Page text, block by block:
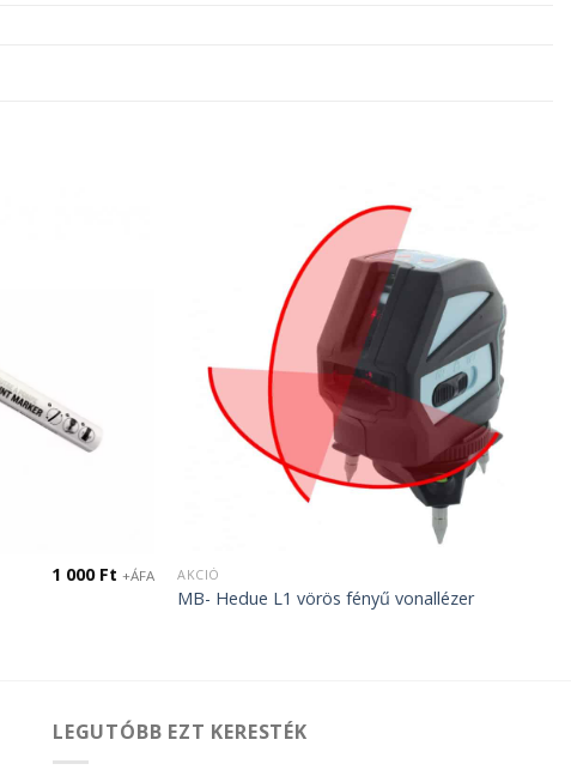
1 000 Ft +ÁFA AKCIÓ
MB- Hedue L1 vörös fényű vonallézer
LEGUTÓBB EZT KERESTÉK